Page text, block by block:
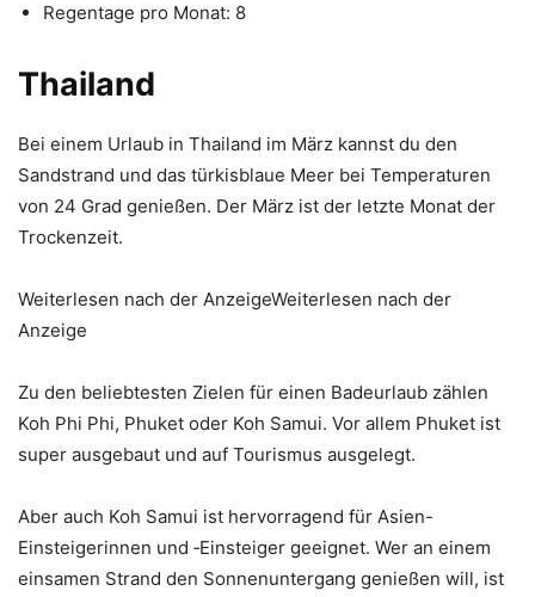
Regentage pro Monat: 8
Thailand
Bei einem Urlaub in Thailand im März kannst du den
Sandstrand und das türkisblaue Meer bei Temperaturen
von 24 Grad genießen. Der März ist der letzte Monat der
Trockenzeit.
Weiterlesen nach der AnzeigeWeiterlesen nach der
Anzeige
Zu den beliebtesten Zielen für einen Badeurlaub zählen
Koh Phi Phi, Phuket oder Koh Samui. Vor allem Phuket ist
super ausgebaut und auf Tourismus ausgelegt.
Aber auch Koh Samui ist hervorragend für Asien-
Einsteigerinnen und ‑Einsteiger geeignet. Wer an einem
einsamen Strand den Sonnenuntergang genießen will, ist